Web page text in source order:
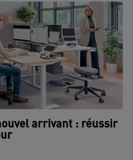
arrivant : réussir